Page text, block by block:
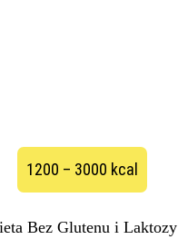
1200 – 3000 kcal
Bez Glutenu i Laktozy